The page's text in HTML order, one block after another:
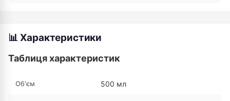
📊 Характеристики
Таблиця характеристик
Об'єм 500 мл